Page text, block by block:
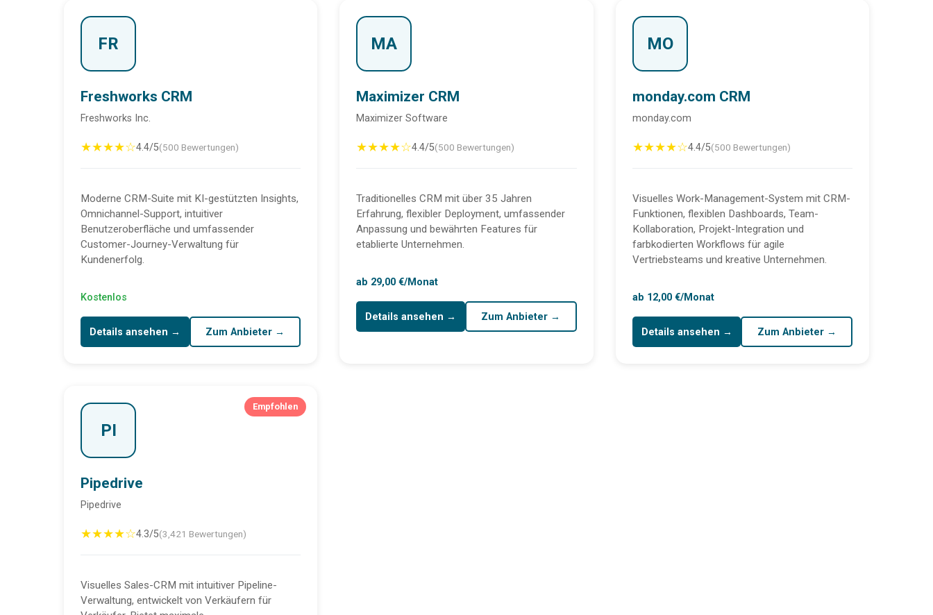
FR
Freshworks CRM
Freshworks Inc.
★★★★☆4.4/5(500 Bewertungen)
Moderne CRM-Suite mit KI-gestützten Insights,
Omnichannel-Support, intuitiver
Benutzeroberfläche und umfassender
Customer-Journey-Verwaltung für
Kundenerfolg.
Kostenlos
Details ansehen → Zum Anbieter →
MA
Maximizer CRM
Maximizer Software
★★★★☆4.4/5(500 Bewertungen)
Traditionelles CRM mit über 35 Jahren
Erfahrung, flexibler Deployment, umfassender
Anpassung und bewährten Features für
etablierte Unternehmen.
ab 29,00 €/Monat
Details ansehen → Zum Anbieter →
MO
monday.com CRM
monday.com
★★★★☆4.4/5(500 Bewertungen)
Visuelles Work-Management-System mit CRM-
Funktionen, flexiblen Dashboards, Team-
Kollaboration, Projekt-Integration und
farbkodierten Workflows für agile
Vertriebsteams und kreative Unternehmen.
ab 12,00 €/Monat
Details ansehen → Zum Anbieter →
Empfohlen
PI
Pipedrive
Pipedrive
★★★★☆4.3/5(3,421 Bewertungen)
Visuelles Sales-CRM mit intuitiver Pipeline-
Verwaltung, entwickelt von Verkäufern für